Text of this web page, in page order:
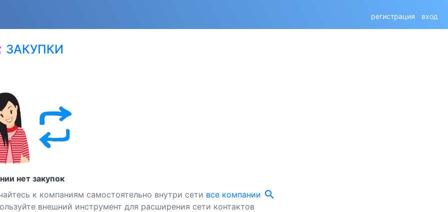
регистрация вход
ЗАКУПКИ
нет закупок
к компаниям самостоятельно внутри сети все компании search
внешний инструмент для расширения сети контактов